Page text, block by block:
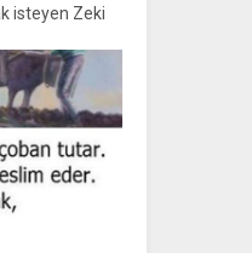
isteyen Zeki
kâbus dolu